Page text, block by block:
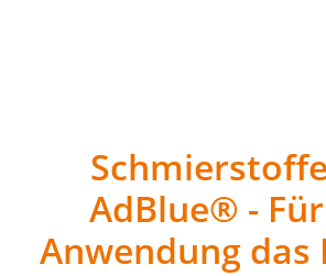
AdBlue® -
Anwendung das